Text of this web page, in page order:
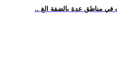
في مناطق عدة بالضفة الغ